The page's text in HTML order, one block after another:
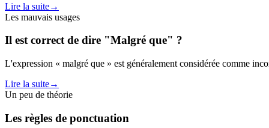
Lire la suite→
Les mauvais usages
Il est correct de dire "Malgré que" ?
L'expression « malgré que » est généralement considérée comme
Lire la suite→
Un peu de théorie
Les règles de ponctuation